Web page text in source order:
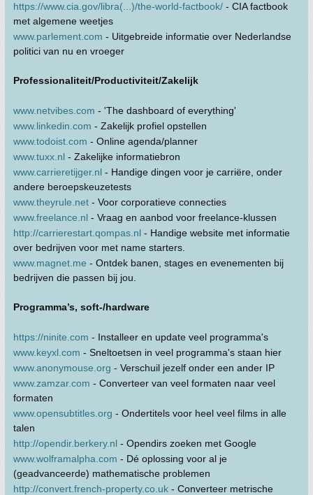
https://www.cia.gov/libra(...)/the-world-factbook/ - CIA factbook
met algemene weetjes
www.parlement.com - Uitgebreide informatie over Nederlandse
politici van nu en vroeger
Professionaliteit/Productiviteit/Zakelijk
www.netvibes.com - 'The dashboard of everything'
www.linkedin.com - Zakelijk profiel opstellen
www.todoist.com - Online agenda/planner
www.tuxx.nl - Zakelijke informatiebron
www.carrieretijger.nl - Handige dingen voor je carriëre, onder
andere beroepskeuzetests
www.theyrule.net - Voor corporatieve connecties
www.freelance.nl - Vraag en aanbod voor freelance-klussen
http://carrierestart.qompas.nl - Handige website met informatie
over bedrijven voor met name starters.
www.magnet.me - Ontdek banen, stages en evenementen bij
bedrijven die passen bij jou.
Programma’s, soft-/hardware
https://ninite.com - Installeer en update veel programma's
www.keyxl.com - Sneltoetsen in veel programma's staan hier
www.anonymouse.org - Verschuil jezelf onder een ander IP
www.zamzar.com - Converteer van veel formaten naar veel
formaten
www.opensubtitles.org - Ondertitels voor heel veel films in alle
talen
http://opendir.berkery.nl - Opendirs zoeken met Google
www.wolframalpha.com - Dé oplossing voor al je
(geadvanceerde) mathematische problemen
http://convert.french-property.co.uk - Converteer metrische